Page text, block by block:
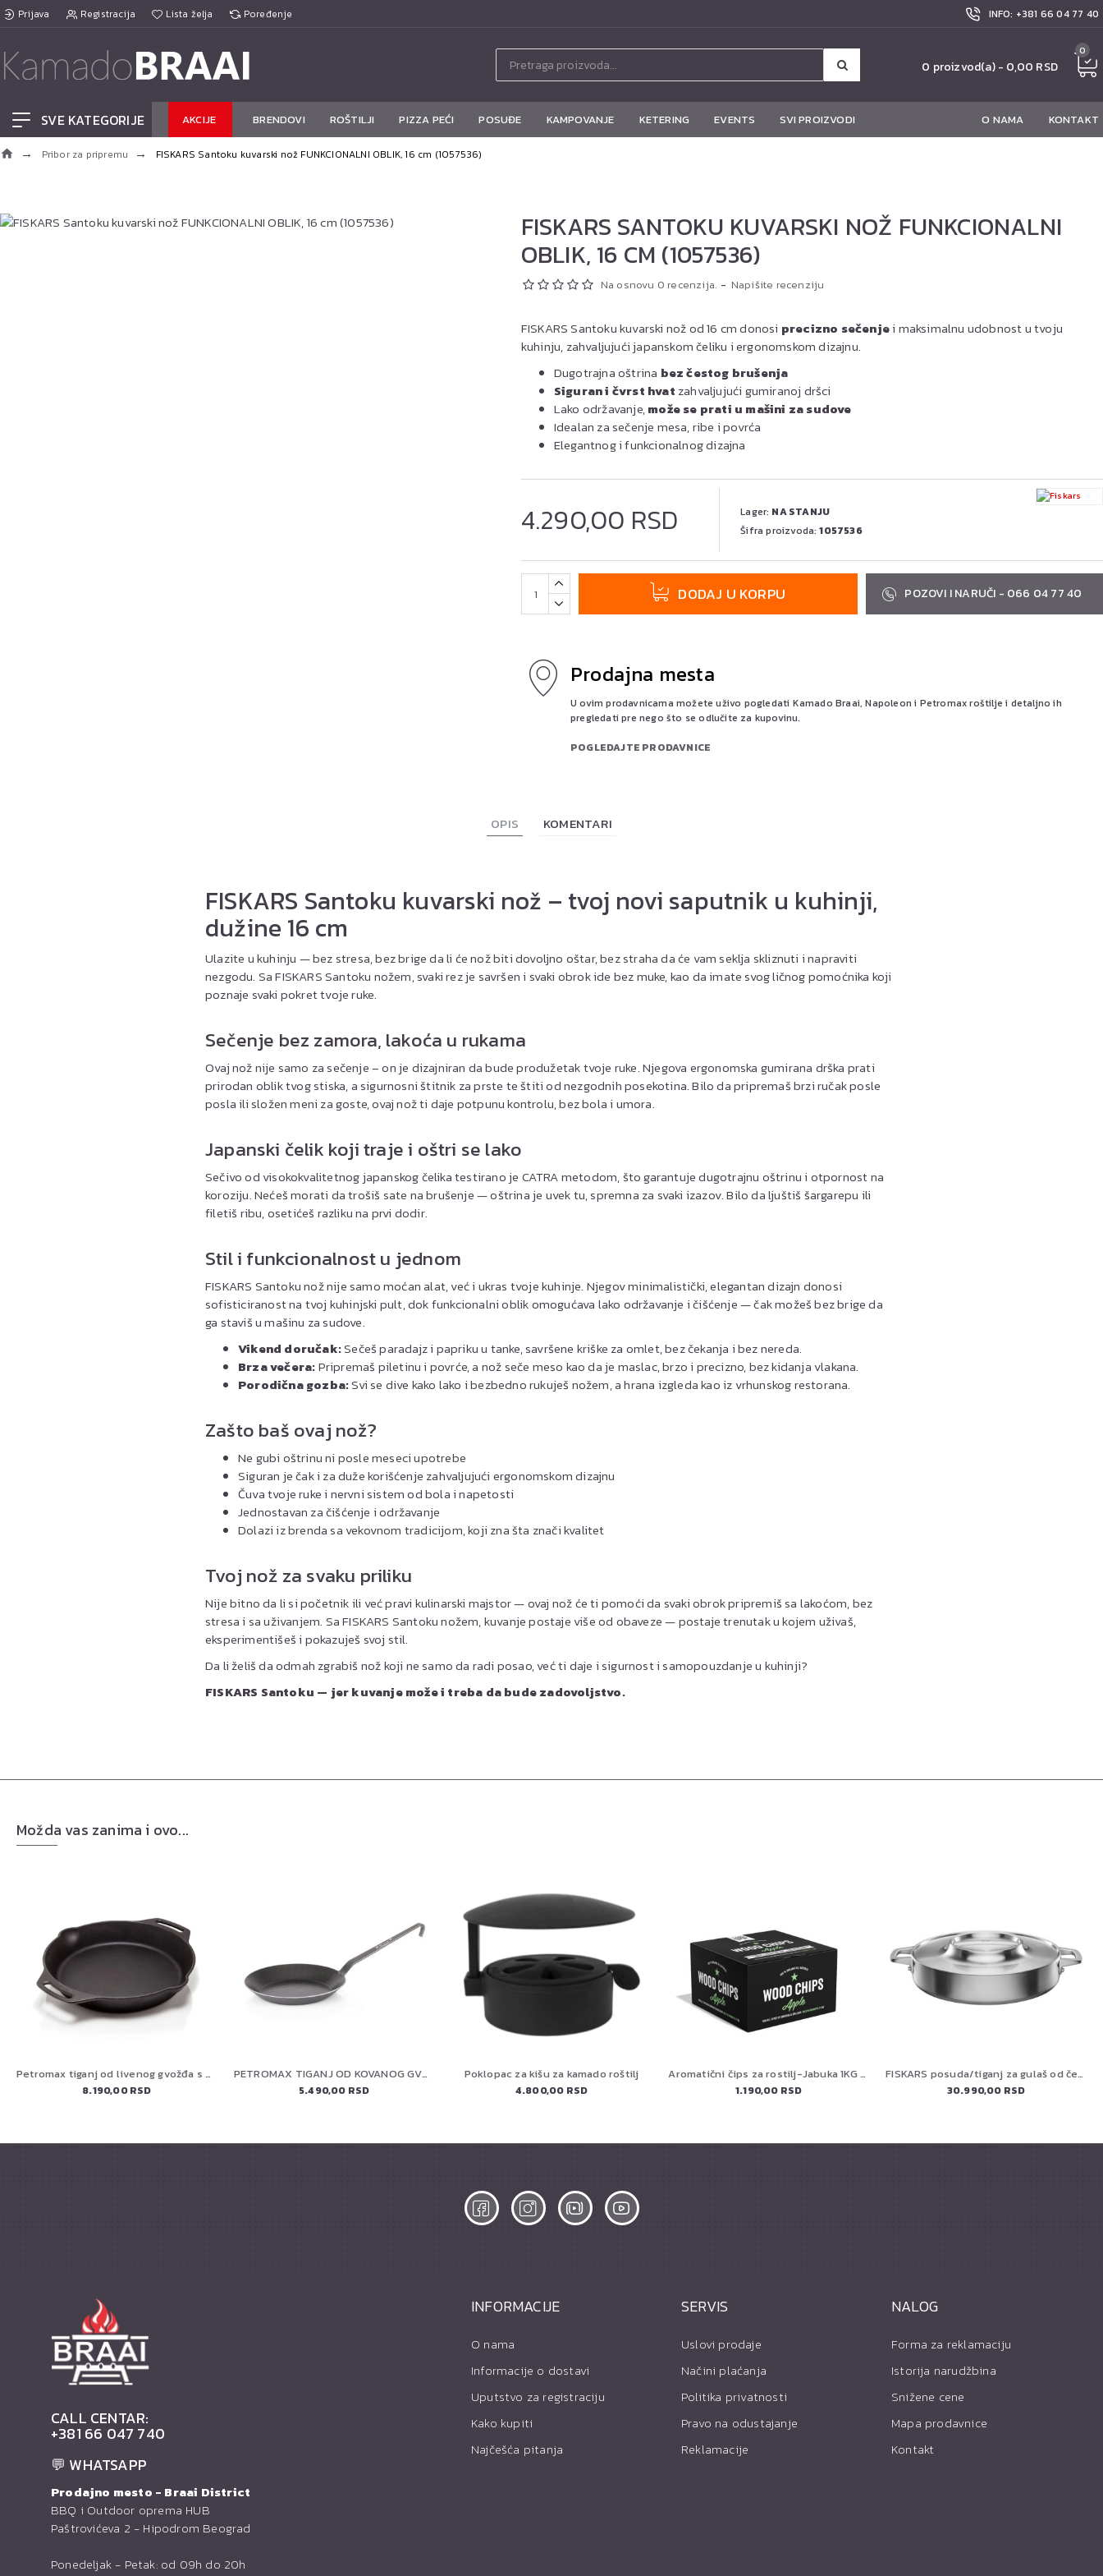
Prijava Registracija Lista želja Poređenje INFO: +381 66 04 77 40
0 proizvod(a) - 0,00 RSD
0
SVE KATEGORIJE AKCIJE BRENDOVI ROŠTILJI PIZZA PEĆI POSUĐE KAMPOVANJE KETERING EVENTS SVI PROIZVODI O NAMA KONTAKT
Pribor za pripremu FISKARS Santoku kuvarski nož FUNKCIONALNI OBLIK, 16 cm (1057536)
FISKARS SANTOKU KUVARSKI NOŽ FUNKCIONALNI
OBLIK, 16 CM (1057536)
FISKARS Santoku kuvarski nož od 16 cm donosi precizno sečenjei maksimalnu udobnost u tvoju
kuhinju, zahvaljujući japanskom čeliku i ergonomskom dizajnu.
Dugotrajna oštrina bez čestog brušenja
Siguran i čvrst hvat zahvaljujući gumiranoj dršci
Lako održavanje,može se prati u mašini za sudove
Idealan za sečenje mesa, ribe i povrća
Elegantnog i funkcionalnog dizajna
Na osnovu 0 recenzija. - Napišite recenziju
4.290,00 RSD Lager: NA STANJU
Šifra proizvoda: 1057536
DODAJ U KORPU POZOVI I NARUČI - 066 04 77 40
Prodajna mesta
U ovim prodavnicama možete uživo pogledati Kamado Braai, Napoleon i Petromax roštilje i detaljno ih
pregledati pre nego što se odlučite za kupovinu.
POGLEDAJTE PRODAVNICE
OPIS KOMENTARI
FISKARS Santoku kuvarski nož – tvoj novi saputnik u kuhinji,
dužine 16 cm
Ulazite u kuhinju — bez stresa, bez brige da li će nož biti dovoljno oštar, bez straha da će vam seklja skliznuti i napraviti
nezgodu. Sa FISKARS Santoku nožem, svaki rez je savršen i svaki obrok ide bez muke, kao da imate svog ličnog pomoćnika koji
poznaje svaki pokret tvoje ruke.
Sečenje bez zamora, lakoća u rukama
Ovaj nož nije samo za sečenje – on je dizajniran da bude produžetak tvoje ruke. Njegova ergonomska gumirana drška prati
prirodan oblik tvog stiska, a sigurnosni štitnik za prste te štiti od nezgodnih posekotina. Bilo da pripremaš brzi ručak posle
posla ili složen meni za goste, ovaj nož ti daje potpunu kontrolu, bez bola i umora.
Japanski čelik koji traje i oštri se lako
Sečivo od visokokvalitetnog japanskog čelika testirano je CATRA metodom, što garantuje dugotrajnu oštrinu i otpornost na
koroziju. Nećeš morati da trošiš sate na brušenje — oštrina je uvek tu, spremna za svaki izazov. Bilo da ljuštiš šargarepu ili
filetiš ribu, osetićeš razliku na prvi dodir.
Stil i funkcionalnost u jednom
FISKARS Santoku nož nije samo moćan alat, već i ukras tvoje kuhinje. Njegov minimalistički, elegantan dizajn donosi
sofisticiranost na tvoj kuhinjski pult, dok funkcionalni oblik omogućava lako održavanje i čišćenje — čak možeš bez brige da
ga staviš u mašinu za sudove.
Vikend doručak:Sečeš paradajz i papriku u tanke, savršene kriške za omlet, bez čekanja i bez nereda.
Brza večera:Pripremaš piletinu i povrće, a nož seče meso kao da je maslac, brzo i precizno, bez kidanja vlakana.
Porodična gozba:Svi se dive kako lako i bezbedno rukuješ nožem, a hrana izgleda kao iz vrhunskog restorana.
Zašto baš ovaj nož?
Ne gubi oštrinu ni posle meseci upotrebe
Siguran je čak i za duže korišćenje zahvaljujući ergonomskom dizajnu
Čuva tvoje ruke i nervni sistem od bola i napetosti
Jednostavan za čišćenje i održavanje
Dolazi iz brenda sa vekovnom tradicijom, koji zna šta znači kvalitet
Tvoj nož za svaku priliku
Nije bitno da li si početnik ili već pravi kulinarski majstor — ovaj nož će ti pomoći da svaki obrok pripremiš sa lakoćom, bez
stresa i sa uživanjem. Sa FISKARS Santoku nožem, kuvanje postaje više od obaveze — postaje trenutak u kojem uživaš,
eksperimentišeš i pokazuješ svoj stil.
Da li želiš da odmah zgrabiš nož koji ne samo da radi posao, već ti daje i sigurnost i samopouzdanje u kuhinji?
FISKARS Santoku — jer kuvanje može i treba da bude zadovoljstvo.
Možda vas zanima i ovo...
Petromax tiganj od livenog gvožđa s dve ručke FP 30 h-t
8.190,00 RSD
PETROMAX TIGANJ OD KOVANOG GVOŽDJA SP20
5.490,00 RSD
Poklopac za kišu za kamado roštilj
4.800,00 RSD
Aromatični čips za rostilj-Jabuka 1KG HOLY SMOKE BBQ
1.190,00 RSD
FISKARS posuda/tiganj za gulaš od čelika 28cm (1067635)
30.990,00 RSD
CALL CENTAR:
+381 66 047 740
💬 WHATSAPP
Prodajno mesto - Braai District
BBQ i Outdoor oprema HUB
Paštrovićeva 2 - Hipodrom Beograd
Ponedeljak - Petak: od 09h do 20h
INFORMACIJE
O nama
Informacije o dostavi
Uputstvo za registraciju
Kako kupiti
Najčešća pitanja
SERVIS
Uslovi prodaje
Načini plaćanja
Politika privatnosti
Pravo na odustajanje
Reklamacije
NALOG
Forma za reklamaciju
Istorija narudžbina
Snižene cene
Mapa prodavnice
Kontakt